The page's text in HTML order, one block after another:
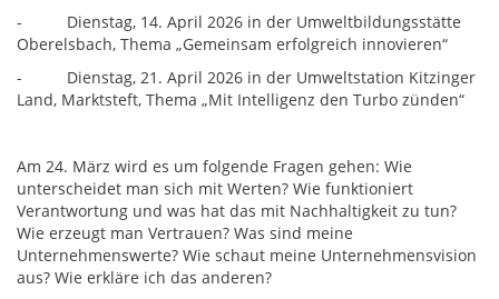
- Dienstag, 14. April 2026 in der Umweltbildungsstätte
Oberelsbach, Thema „Gemeinsam erfolgreich innovieren“
- Dienstag, 21. April 2026 in der Umweltstation Kitzinger
Land, Marktsteft, Thema „Mit Intelligenz den Turbo zünden“
Am 24. März wird es um folgende Fragen gehen: Wie
unterscheidet man sich mit Werten? Wie funktioniert
Verantwortung und was hat das mit Nachhaltigkeit zu tun?
Wie erzeugt man Vertrauen? Was sind meine
Unternehmenswerte? Wie schaut meine Unternehmensvision
aus? Wie erkläre ich das anderen?